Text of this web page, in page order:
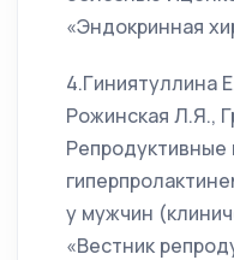
«Эндокринная
4.Гиниятуллина
Рожинская Л.Я.,
Репродуктивные
у мужчин
«Вестник